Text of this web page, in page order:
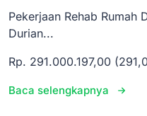
Pekerjaan Rehab Rumah
Durian...
Rp. 291.000.197,00
Baca selengkapnya